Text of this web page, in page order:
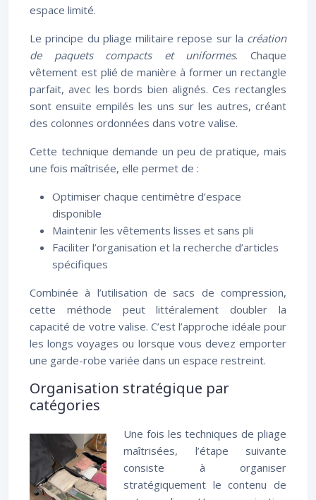
espace limité.
Le principe du pliage militaire repose sur la création
de paquets compacts et uniformes. Chaque
vêtement est plié de manière à former un rectangle
parfait, avec les bords bien alignés. Ces rectangles
sont ensuite empilés les uns sur les autres, créant
des colonnes ordonnées dans votre valise.
Cette technique demande un peu de pratique, mais
une fois maîtrisée, elle permet de :
Optimiser chaque centimètre d’espace
disponible
Maintenir les vêtements lisses et sans pli
Faciliter l’organisation et la recherche d’articles
spécifiques
Combinée à l’utilisation de sacs de compression,
cette méthode peut littéralement doubler la
capacité de votre valise. C’est l’approche idéale pour
les longs voyages ou lorsque vous devez emporter
une garde-robe variée dans un espace restreint.
Organisation stratégique par
catégories
Une fois les techniques de pliage
maîtrisées, l’étape suivante
consiste à organiser
stratégiquement le contenu de